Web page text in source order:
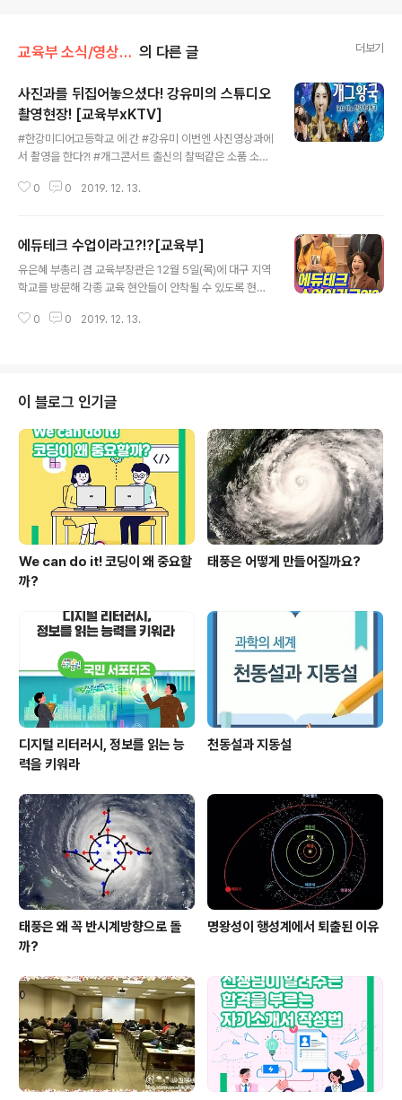
교육부 소식/영상·카드뉴스·인포그래픽 의 다른 글 더보기
사진과를 뒤집어놓으셨다! 강유미의 스튜디오
촬영현장! [교육부xKTV]
#한강미디어고등학교 에 간 #강유미 이번엔 사진영상과에
서 촬영을 한다?! #개그콘서트 출신의 찰떡같은 소품 소화
들의 케미! ​ 특성화고등학교에서 제공하는 #해외연수 기회
이터 #강유미 #한강미디어고 #진로 #선취업후진학 #고
졸취업 #사진
0 0 2019. 12. 13.
에듀테크 수업이라고?!?[교육부]
유은혜 부총리 겸 교육부장관은 12월 5일(목)에 대구 지역
학교를 방문해 각종 교육 현안들이 안착될 수 있도록 현장
청 지정 미래역량교육 선도학교인 대구하빈초를 방문해 학
담회를 가졌습니다. ​ 다음으로 칠곡중을 방문해 기초학력
향상을 지원하는 프로그램 우수 사례를 공유하고 학교 현
장의 의견을 청취했습니다. ​ 마지막으로 고교학점제 연구
학교인 다사고를 방문해 일반고 교육역량 강화방안 등 현
안에 대해 간담회를 가졌습니다. ​ 이번 현장 방문으로 미래
역량을 기르는 수업 변화가 시작된 것을..
0 0 2019. 12. 13.
이 블로그 인기글
We can do it! 코딩이 왜 중요할
까?
태풍은 어떻게 만들어질까요?
디지털 리터러시, 정보를 읽는 능
력을 키워라
천동설과 지동설
태풍은 왜 꼭 반시계방향으로 돌
까?
명왕성이 행성계에서 퇴출된 이유